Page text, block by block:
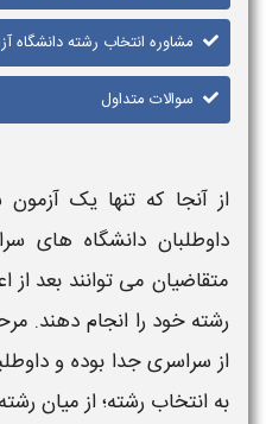
مشاوره انتخاب رشته دانشگاه
سوالات متداول
از آنجا که تنها یک
داوطلبان دانشگاه های
متقاضیان می توانند بعد از
رشتهخود را انجام دهند.
از سراسری جدا بوده و
بهانتخاب رشته؛ از میان